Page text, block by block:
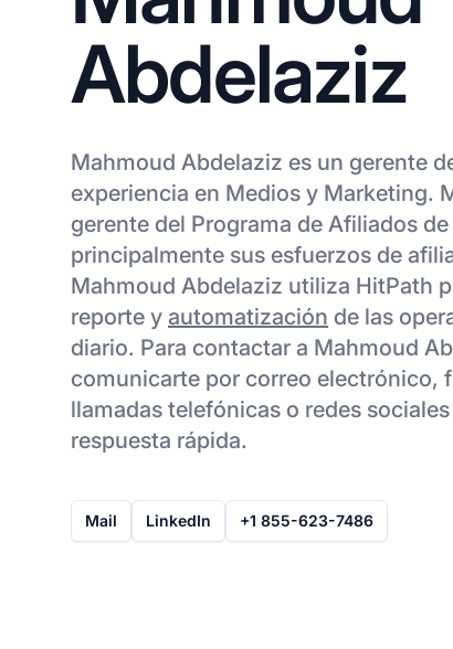
Abdelaziz
Mahmoud Abdelaziz es un gerente
experiencia en Medios y Marketing.
gerente del Programa de Afiliados
principalmente sus esfuerzos de
Mahmoud Abdelaziz utiliza HitPath
reporte y automatización de las
diario. Para contactar a Mahmoud
comunicarte por correo electrónico,
llamadas telefónicas o redes
respuesta rápida.
Mail LinkedIn +1 855-623-7486